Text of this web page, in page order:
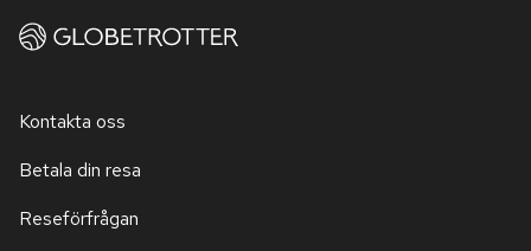
Kontakta oss
Betala din resa
Reseförfrågan